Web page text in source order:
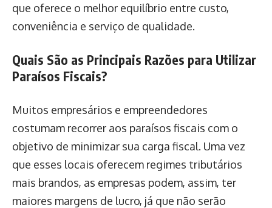
que oferece o melhor equilíbrio entre custo,
conveniência e serviço de qualidade.
Quais São as Principais Razões para Utilizar
Paraísos Fiscais?
Muitos empresários e empreendedores
costumam recorrer aos paraísos fiscais com o
objetivo de minimizar sua carga fiscal. Uma vez
que esses locais oferecem regimes tributários
mais brandos, as empresas podem, assim, ter
maiores margens de lucro, já que não serão